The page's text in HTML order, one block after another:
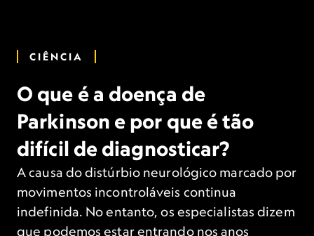
CIÊNCIA
O que é a doença de
Parkinson e por que é tão
difícil de diagnosticar?
A causa do distúrbio neurológico marcado por
movimentos incontroláveis continua
indefinida. No entanto, os especialistas dizem
que podemos estar entrando nos anos